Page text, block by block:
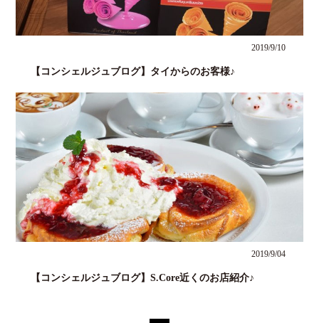
2019/9/10
【コンシェルジュブログ】タイからのお客様♪
2019/9/04
【コンシェルジュブログ】S.Core近くのお店紹介♪